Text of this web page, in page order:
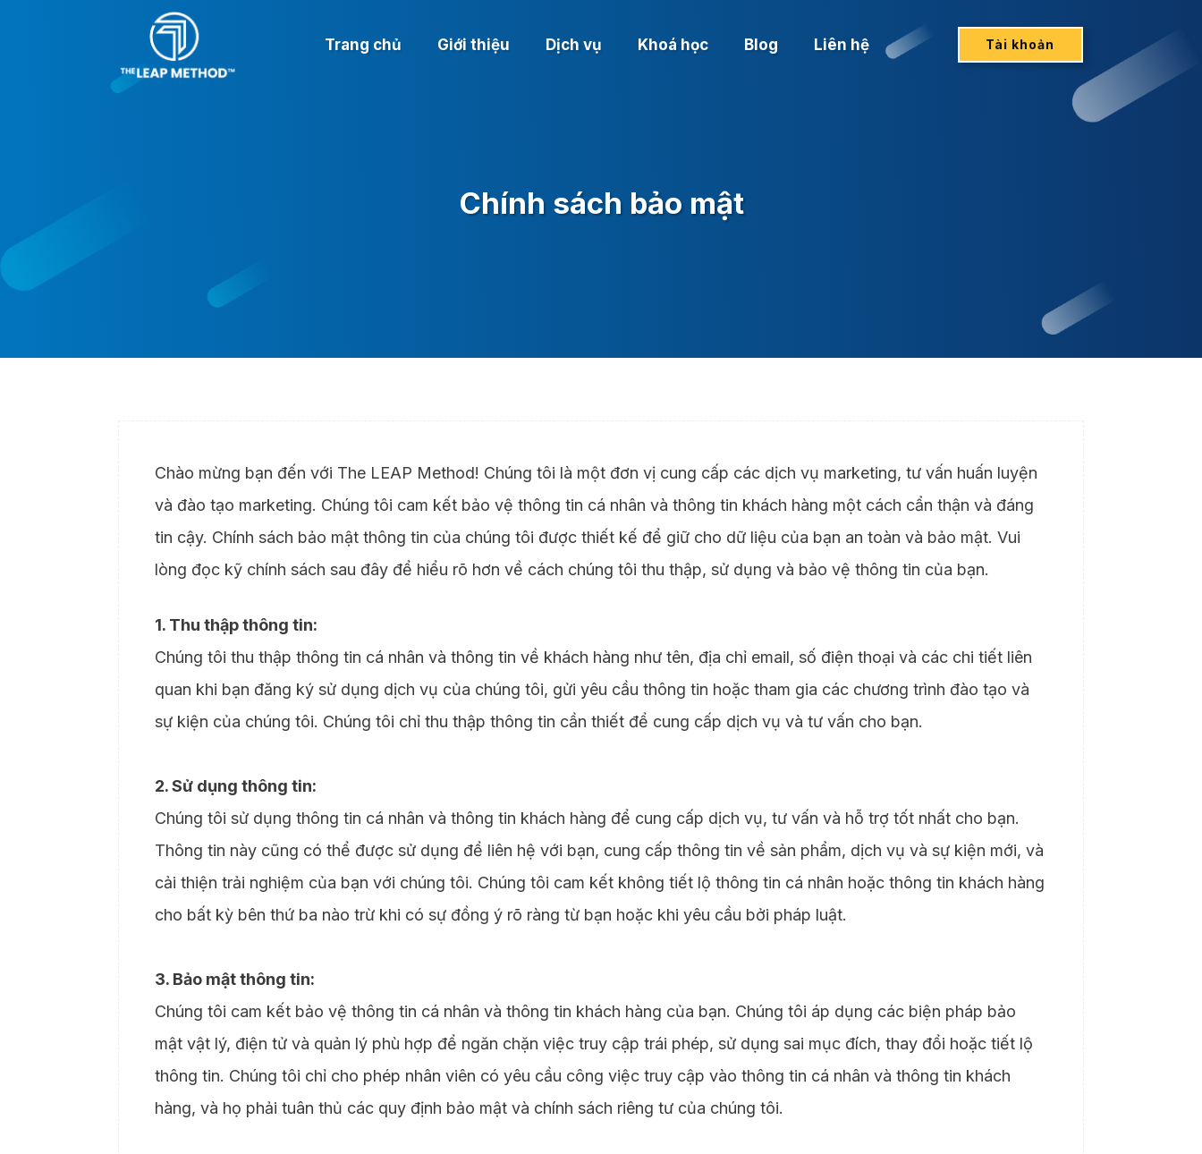
Trang chủ Giới thiệu Dịch vụ Khoá học Blog Liên hệ Tài khoản
Chính sách bảo mật
Chào mừng bạn đến với The LEAP Method! Chúng tôi là một đơn vị cung cấp các dịch vụ marketing, tư vấn huấn luyện
và đào tạo marketing. Chúng tôi cam kết bảo vệ thông tin cá nhân và thông tin khách hàng một cách cẩn thận và đáng
tin cậy. Chính sách bảo mật thông tin của chúng tôi được thiết kế để giữ cho dữ liệu của bạn an toàn và bảo mật. Vui
lòng đọc kỹ chính sách sau đây để hiểu rõ hơn về cách chúng tôi thu thập, sử dụng và bảo vệ thông tin của bạn.
1. Thu thập thông tin:
Chúng tôi thu thập thông tin cá nhân và thông tin về khách hàng như tên, địa chỉ email, số điện thoại và các chi tiết liên
quan khi bạn đăng ký sử dụng dịch vụ của chúng tôi, gửi yêu cầu thông tin hoặc tham gia các chương trình đào tạo và
sự kiện của chúng tôi. Chúng tôi chỉ thu thập thông tin cần thiết để cung cấp dịch vụ và tư vấn cho bạn.
2. Sử dụng thông tin:
Chúng tôi sử dụng thông tin cá nhân và thông tin khách hàng để cung cấp dịch vụ, tư vấn và hỗ trợ tốt nhất cho bạn.
Thông tin này cũng có thể được sử dụng để liên hệ với bạn, cung cấp thông tin về sản phẩm, dịch vụ và sự kiện mới, và
cải thiện trải nghiệm của bạn với chúng tôi. Chúng tôi cam kết không tiết lộ thông tin cá nhân hoặc thông tin khách hàng
cho bất kỳ bên thứ ba nào trừ khi có sự đồng ý rõ ràng từ bạn hoặc khi yêu cầu bởi pháp luật.
3. Bảo mật thông tin:
Chúng tôi cam kết bảo vệ thông tin cá nhân và thông tin khách hàng của bạn. Chúng tôi áp dụng các biện pháp bảo
mật vật lý, điện tử và quản lý phù hợp để ngăn chặn việc truy cập trái phép, sử dụng sai mục đích, thay đổi hoặc tiết lộ
thông tin. Chúng tôi chỉ cho phép nhân viên có yêu cầu công việc truy cập vào thông tin cá nhân và thông tin khách
hàng, và họ phải tuân thủ các quy định bảo mật và chính sách riêng tư của chúng tôi.